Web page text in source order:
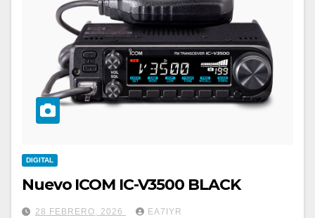
DIGITAL
Nuevo ICOM IC-V3500 BLACK
28 FEBRERO, 2026 EA7IYR